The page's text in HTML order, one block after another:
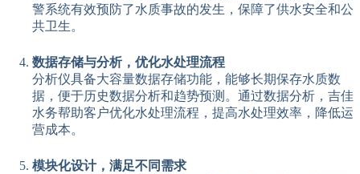
警系统有效预防了水质事故的发生，保障了供水安全和公
共卫生。
数据存储与分析，优化水处理流程
分析仪具备大容量数据存储功能，能够长期保存水质数
据，便于历史数据分析和趋势预测。通过数据分析，吉佳
水务帮助客户优化水处理流程，提高水处理效率，降低运
营成本。
模块化设计，满足不同需求